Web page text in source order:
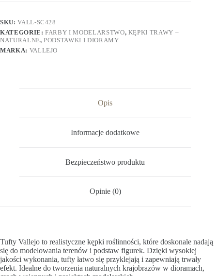
SKU:VALL-SC428
KATEGORIE:FARBY I MODELARSTWO, KĘPKI TRAWY –
NATURALNE,PODSTAWKI I DIORAMY
MARKA: VALLEJO
Opis
Informacje dodatkowe
Bezpieczeństwo produktu
Opinie (0)
Tufty Vallejo to realistyczne kępki roślinności, które doskonale nadają
się do modelowania terenów i podstaw figurek. Dzięki wysokiej
jakości wykonania, tufty łatwo się przyklejają i zapewniają trwały
efekt. Idealne do tworzenia naturalnych krajobrazów w dioramach,